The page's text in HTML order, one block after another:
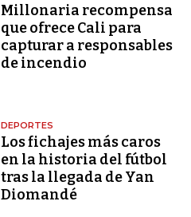
Millonaria recompensa
que ofrece Cali para
capturar a responsables
de incendio
DEPORTES
Los fichajes más caros
en la historia del fútbol
tras la llegada de Yan
Diomandé